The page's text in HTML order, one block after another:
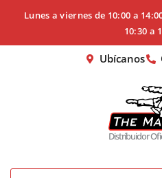
Lunes a viernes de 10:00 a
10:30 a
Ubícanos
Distribuidor